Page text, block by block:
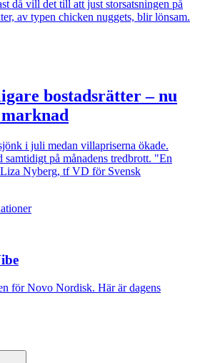
då vill det till att just storsatsningen på
av typen chicken nuggets, blir lönsam.
bostadsrätter – nu
i juli medan villapriserna ökade.
samtidigt på månadens tredbrott. "En
Nyberg, tf VD för Svensk
för Novo Nordisk. Här är dagens